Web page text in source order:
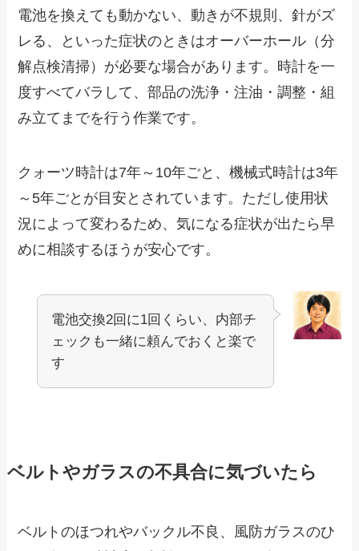
電池を換えても動かない、動きが不規則、針がズ
レる、といった症状のときはオーバーホール（分
解点検清掃）が必要な場合があります。時計を一
度すべてバラして、部品の洗浄・注油・調整・組
み立てまでを行う作業です。
クォーツ時計は7年～10年ごと、機械式時計は3年
～5年ごとが目安とされています。ただし使用状
況によって変わるため、気になる症状が出たら早
めに相談するほうが安心です。
電池交換2回に1回くらい、内部チ
ェックも一緒に頼んでおくと楽で
す
ベルトやガラスの不具合に気づいたら
ベルトのほつれやバックル不良、風防ガラスのひ